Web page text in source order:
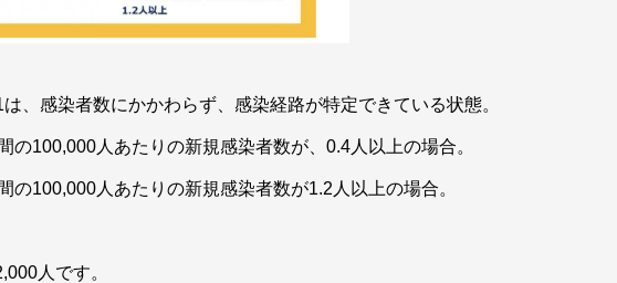
、感染者数にかかわらず、感染経路が特定できている状態。
の100,000人あたりの新規感染者数が、0.4人以上の場合。
の100,000人あたりの新規感染者数が1.2人以上の場合。
人です。